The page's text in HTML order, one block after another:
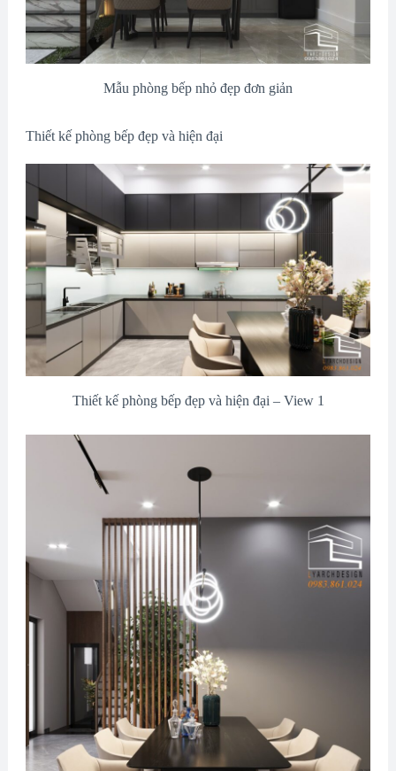
Mẫu phòng bếp nhỏ đẹp đơn giản
Thiết kế phòng bếp đẹp và hiện đại
Thiết kế phòng bếp đẹp và hiện đại – View 1